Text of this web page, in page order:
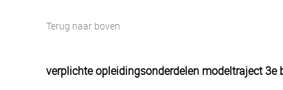
Terug naar boven
verplichte opleidingsonderdelen modeltraject 3e